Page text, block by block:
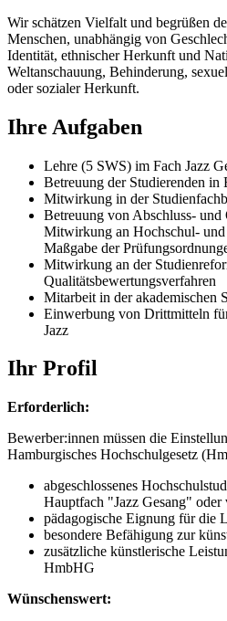
Wir schätzen Vielfalt und begrüßen
Menschen, unabhängig von
Identität, ethnischer Herkunft und
Weltanschauung, Behinderung,
oder sozialer Herkunft.
Ihre Aufgaben
Lehre (5 SWS) im Fach Jazz
Betreuung der Studierenden in
Mitwirkung in der
Betreuung von Abschluss-
Mitwirkung an Hochschul- und
Maßgabe der
Mitwirkung an der
Qualitätsbewertungsverfahren
Mitarbeit in der akademischen
Einwerbung von Drittmitteln
Jazz
Ihr Profil
Erforderlich:
Bewerber:innen müssen die
Hamburgisches Hochschulgesetz
abgeschlossenes
Hauptfach "Jazz Gesang"
pädagogische Eignung für die
besondere Befähigung zur
zusätzliche künstlerische
HmbHG
Wünschenswert: